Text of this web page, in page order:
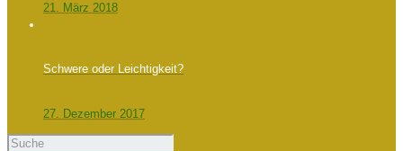
21. März 2018
Schwere oder Leichtigkeit?
27. Dezember 2017